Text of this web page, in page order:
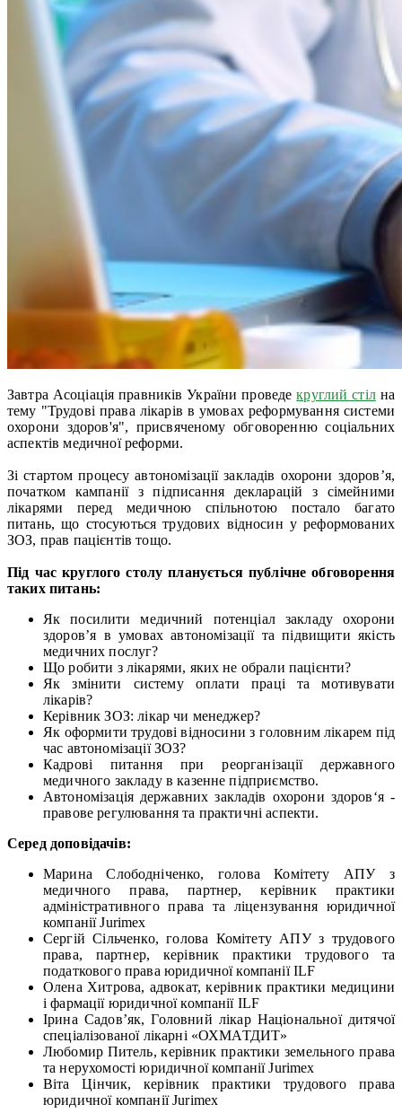
Завтра Асоціація правників України проведекруглий стілна
тему "Трудові права лікарів в умовах реформування системи
охорони здоров'я", присвяченому обговоренню соціальних
аспектів медичної реформи.
Зі стартом процесу автономізації закладів охорони здоров’я,
початком кампанії з підписання декларацій з сімейними
лікарями перед медичною спільнотою постало багато
питань, що стосуються трудових відносин у реформованих
ЗОЗ, прав пацієнтів тощо.
Під час круглого столу планується публічне обговорення
таких питань:
Як посилити медичний потенціал закладу охорони
здоров’я в умовах автономізації та підвищити якість
медичних послуг?
Що робити з лікарями, яких не обрали пацієнти?
Як змінити систему оплати праці та мотивувати
лікарів?
Керівник ЗОЗ: лікар чи менеджер?
Як оформити трудові відносини з головним лікарем під
час автономізації ЗОЗ?
Кадрові питання при реорганізації державного
медичного закладу в казенне підприємство.
Автономізація державних закладів охорони здоров‘я -
правове регулювання та практичні аспекти.
Серед доповідачів:
Марина Слободніченко, голова Комітету АПУ з
медичного права, партнер, керівник практики
адміністративного права та ліцензування юридичної
компанії Jurimex
Сергій Сільченко, голова Комітету АПУ з трудового
права, партнер, керівник практики трудового та
податкового права юридичної компанії ILF
Олена Хитрова, адвокат, керівник практики медицини
і фармації юридичної компанії ILF
Ірина Садов’як, Головний лікар Національної дитячої
спеціалізованої лікарні «ОХМАТДИТ»
Любомир Питель, керівник практики земельного права
та нерухомості юридичної компанії Jurimex
Віта Цінчик, керівник практики трудового права
юридичної компанії Jurimex